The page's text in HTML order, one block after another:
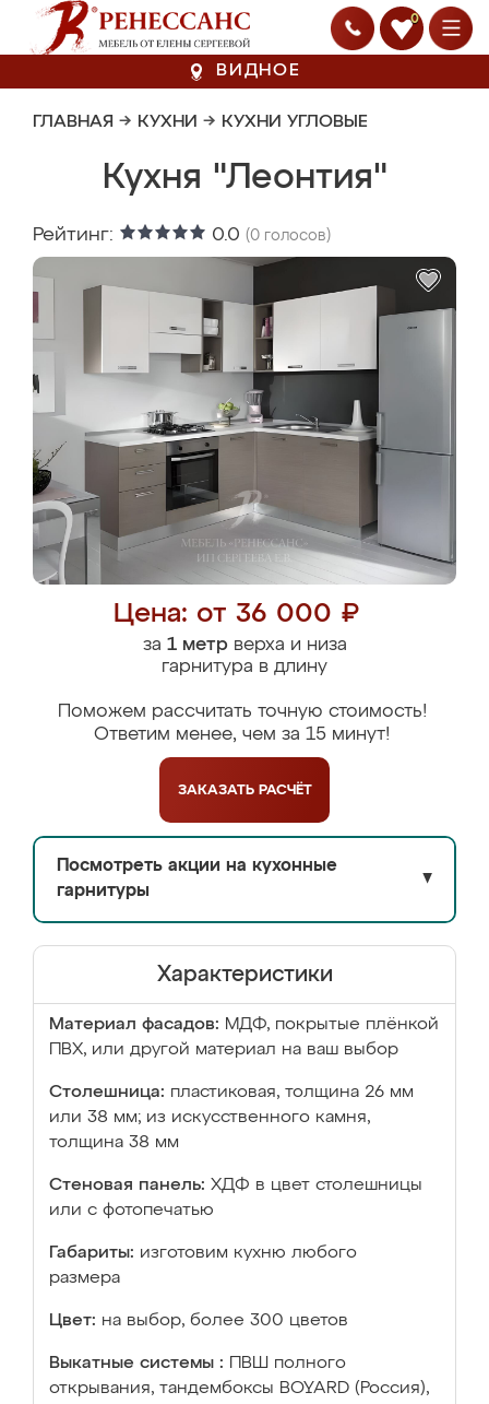
0
ВИДНОЕ
ГЛАВНАЯ → КУХНИ → КУХНИ УГЛОВЫЕ
Кухня "Леонтия"
Рейтинг: 0.0 (0 голосов)
Цена: от 36 000 ₽
за 1 метрверха и низа
гарнитура в длину
Поможем рассчитать точную стоимость!
Ответим менее, чем за 15 минут!
ЗАКАЗАТЬ РАСЧЁТ
Посмотреть акции на кухонные
гарнитуры
▼
Характеристики
Материал фасадов: МДФ, покрытые плёнкой
ПВХ, или другой материал на ваш выбор
Столешница: пластиковая, толщина 26 мм
или 38 мм; из искусственного камня,
толщина 38 мм
Стеновая панель: ХДФ в цвет столешницы
или с фотопечатью
Габариты: изготовим кухню любого
размера
Цвет: на выбор, более 300 цветов
Выкатные системы :
ПВШ полного
открывания, тандембоксы BOYARD (Россия),